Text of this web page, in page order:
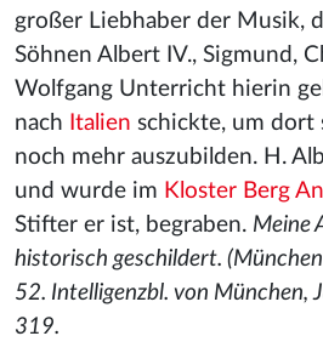
großer Liebhaber der Musik,
Söhnen Albert IV., Sigmund,
Wolfgang Unterricht hierin
nach Italien schickte, um dort
noch mehr auszubilden. H.
und wurde im Kloster Berg
Stifter er ist, begraben. Meine
historisch geschildert.
52. Intelligenzbl. von München,
319.